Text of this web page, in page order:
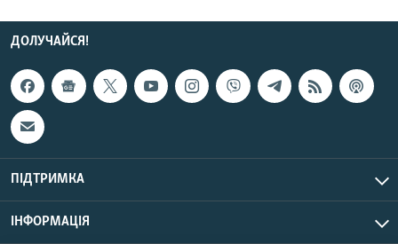
ДОЛУЧАЙСЯ!
ПІДТРИМКА
ІНФОРМАЦІЯ